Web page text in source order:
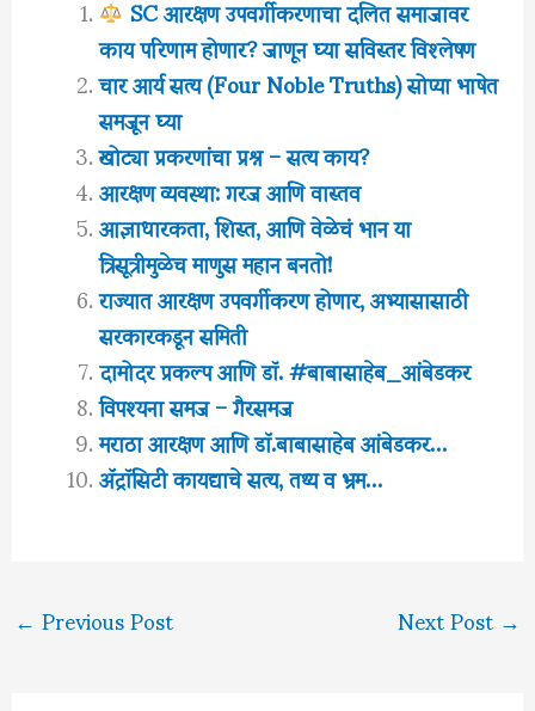
काय परिणाम होणार? जाणून घ्या सविस्तर विश्लेषण
चार आर्य सत्य (Four Noble Truths) सोप्या भाषेत
समजून घ्या
खोट्या प्रकरणांचा प्रश्न – सत्य काय?
आरक्षण व्यवस्था: गरज आणि वास्तव
आज्ञाधारकता, शिस्त, आणि वेळेचं भान या
त्रिसूत्रीमुळेच माणुस महान बनतो!
राज्यात आरक्षण उपवर्गीकरण होणार, अभ्यासासाठी
सरकारकडून समिती
दामोदर प्रकल्प आणि डॉ. #बाबासाहेब_आंबेडकर
विपश्यना समज – गैरसमज
मराठा आरक्षण आणि डाॅ.बाबासाहेब आंबेडकर…
अ‍ॅट्रॉसिटी कायद्याचे सत्य, तथ्य व भ्रम…
←Previous Post Next Post→